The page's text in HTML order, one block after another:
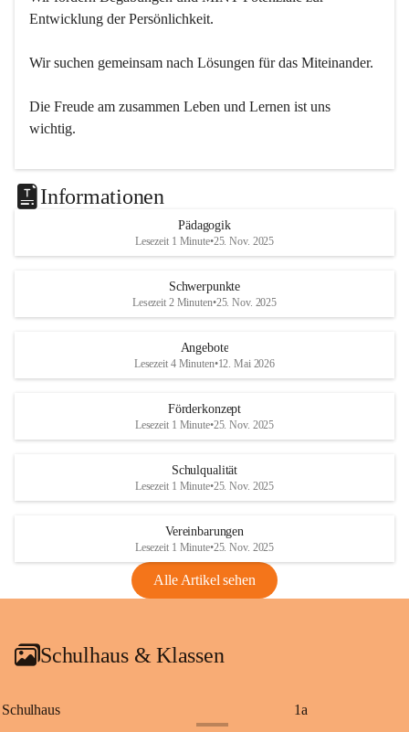
Entwicklung der Persönlichkeit.
Wir suchen gemeinsam nach Lösungen für das Miteinander.
Die Freude am zusammen Leben und Lernen ist uns
wichtig.
Informationen
Pädagogik
Lesezeit 1 Minute•25. Nov. 2025
Schwerpunkte
Lesezeit 2 Minuten•25. Nov. 2025
Angebote
Lesezeit 4 Minuten•12. Mai 2026
Förderkonzept
Lesezeit 1 Minute•25. Nov. 2025
Schulqualität
Lesezeit 1 Minute•25. Nov. 2025
Vereinbarungen
Lesezeit 1 Minute•25. Nov. 2025
Alle Artikel sehen
Schulhaus & Klassen
Schulhaus 1a